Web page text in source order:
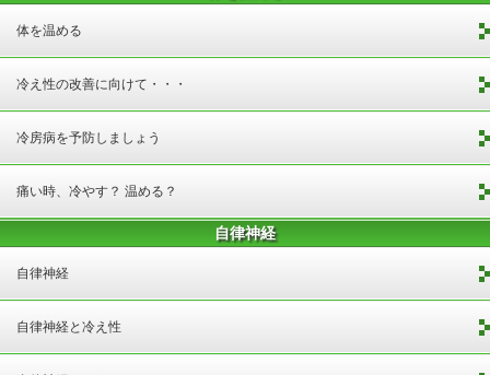
体を温める
冷え性の改善に向けて・・・
冷房病を予防しましょう
痛い時、冷やす？ 温める？
自律神経
自律神経
自律神経と冷え性